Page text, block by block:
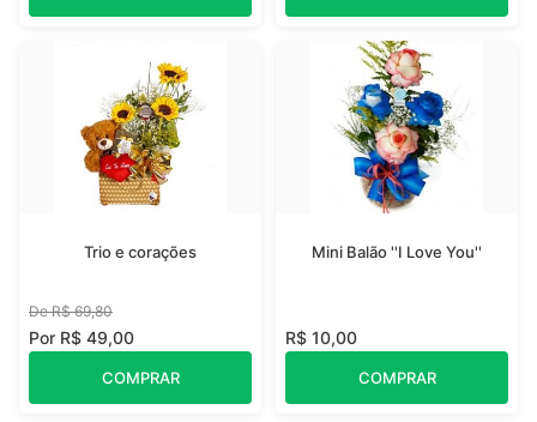
Trio e corações
De R$ 69,80
Por R$ 49,00
COMPRAR
Mini Balão ''I Love You''
R$ 10,00
COMPRAR